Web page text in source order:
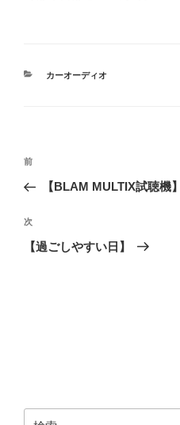
カ
カーオーディオ
投
ビ
ゲ
過
去
投
稿
前
【BLAM MULTIX試聴機】
次
の
次
【過ごしやすい日】
検